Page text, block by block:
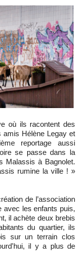
où ils racontent des
amis Hélène Legay et
reportage aussi
se passe dans la
Malassis à Bagnolet.
rumine la ville ! »
de l’association
avec les enfants puis,
il achète deux brebis
du quartier, ils
sur un terrain clos
il y a plus de